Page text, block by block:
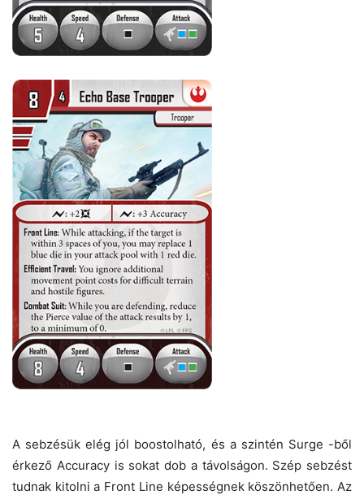
A sebzésük elég jól boostolható, és a szintén Surge -ből
érkező Accuracy is sokat dob a távolságon. Szép sebzést
tudnak kitolni a Front Line képességnek köszönhetően. Az